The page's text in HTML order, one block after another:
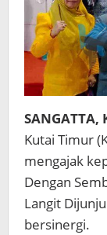
Kutai Timur
mengajak
Dengan
Langit
bersinergi.